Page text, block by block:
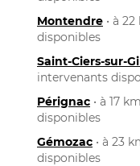
Montendre • à
disponibles
Saint-Ciers-sur-
intervenants
Pérignac • à 17
disponibles
Gémozac • à 23
disponibles